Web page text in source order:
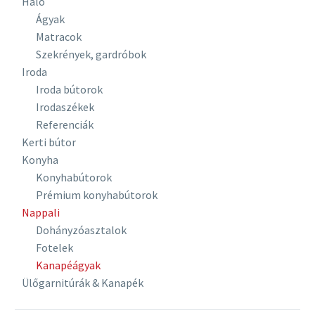
Ágyak
Matracok
Szekrények, gardróbok
Iroda
Iroda bútorok
Irodaszékek
Referenciák
Kerti bútor
Konyha
Konyhabútorok
Prémium konyhabútorok
Nappali
Dohányzóasztalok
Fotelek
Kanapéágyak
Ülőgarnitúrák & Kanapék